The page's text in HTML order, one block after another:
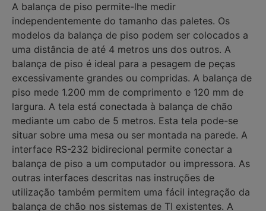
A balança de piso permite-lhe medir
independentemente do tamanho das paletes. Os
modelos da balança de piso podem ser colocados a
uma distância de até 4 metros uns dos outros. A
balança de piso é ideal para a pesagem de peças
excessivamente grandes ou compridas. A balança de
piso mede 1.200 mm de comprimento e 120 mm de
largura. A tela está conectada à balança de chão
mediante um cabo de 5 metros. Esta tela pode-se
situar sobre uma mesa ou ser montada na parede. A
interface RS-232 bidirecional permite conectar a
balança de piso a um computador ou impressora. As
outras interfaces descritas nas instruções de
utilização também permitem uma fácil integração da
balança de chão nos sistemas de TI existentes. A